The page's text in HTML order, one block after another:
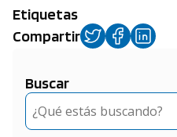
Etiquetas
Compartir
Buscar
Buscar